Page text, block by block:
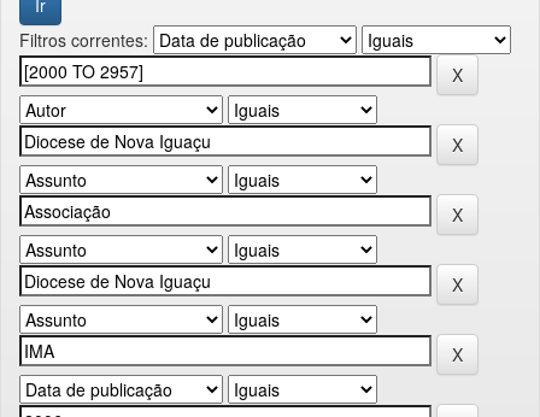
Filtros correntes: